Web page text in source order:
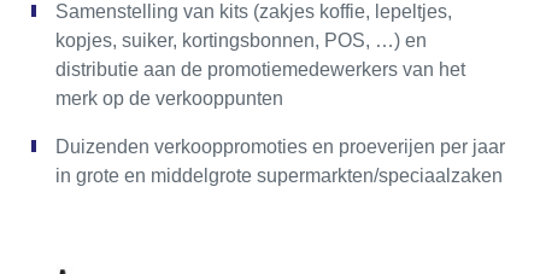
Samenstelling van kits (zakjes koffie, lepeltjes,
kopjes, suiker, kortingsbonnen, POS, …) en
distributie aan de promotiemedewerkers van het
merk op de verkooppunten
Duizenden verkooppromoties en proeverijen per jaar
in grote en middelgrote supermarkten/speciaalzaken